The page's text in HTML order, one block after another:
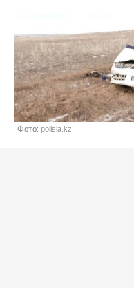
Фото: polisia.kz